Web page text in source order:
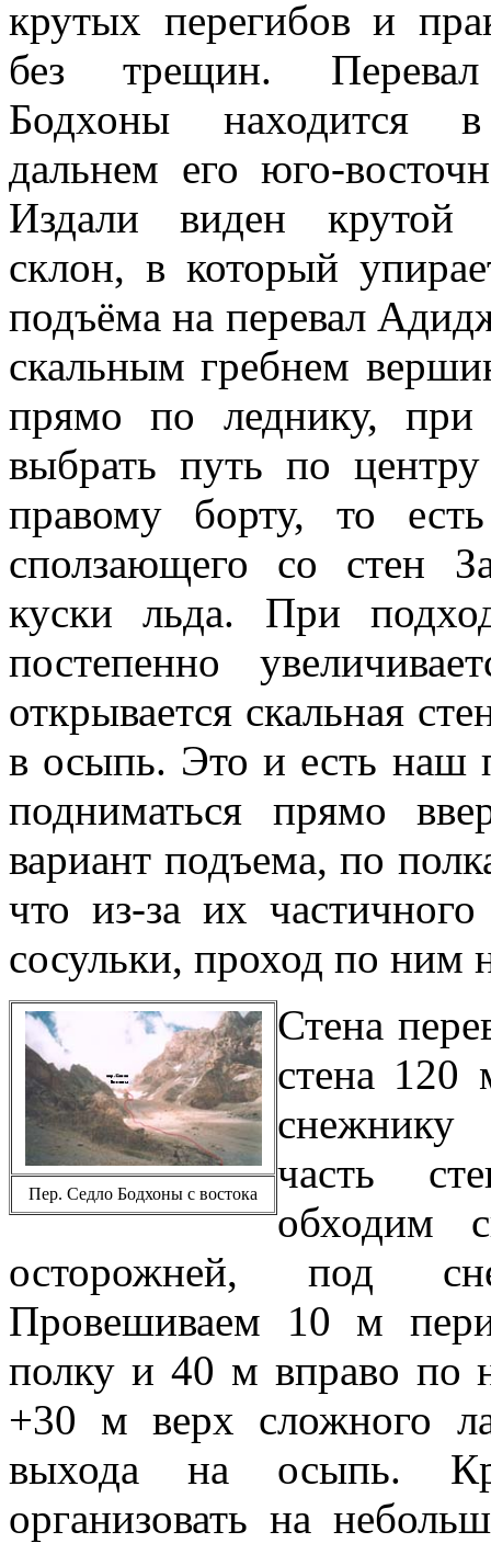
крутых перегибов и
без трещин.
Бодхоны находится
дальнем его юго-
Издали виден крутой
склон, в который
подъёма на перевал
скальным гребнем
прямо по леднику,
выбрать путь по
правому борту, то
сползающего со стен
куски льда. При
постепенно
открывается скальная
в осыпь. Это и есть наш
подниматься прямо
вариант подъема, по
что из-за их
сосульки, проход по ним
Пер. Седло Бодхоны с востока
Стена
стена 120
часть
обходим
осторожней, под
Провешиваем 10 м
полку и 40 м вправо по
+30 м верх сложного
выхода на осыпь.
организовать на